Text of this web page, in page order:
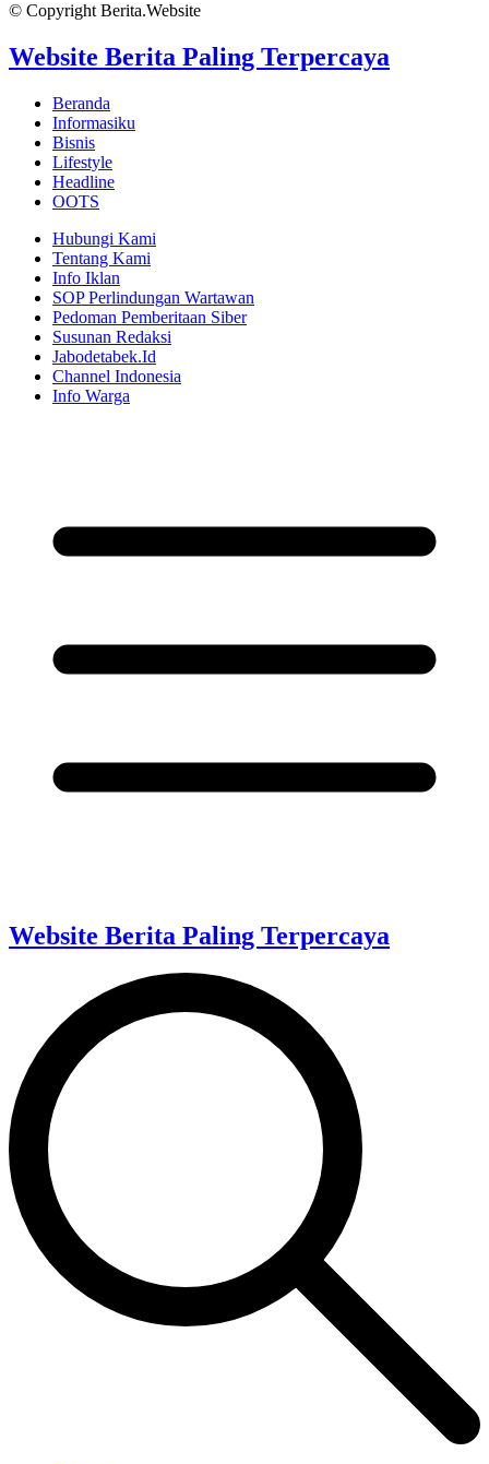
© Copyright Berita.Website
Website Berita Paling Terpercaya
Beranda
Informasiku
Bisnis
Lifestyle
Headline
OOTS
Hubungi Kami
Tentang Kami
Info Iklan
SOP Perlindungan Wartawan
Pedoman Pemberitaan Siber
Susunan Redaksi
Jabodetabek.Id
Channel Indonesia
Info Warga
Website Berita Paling Terpercaya